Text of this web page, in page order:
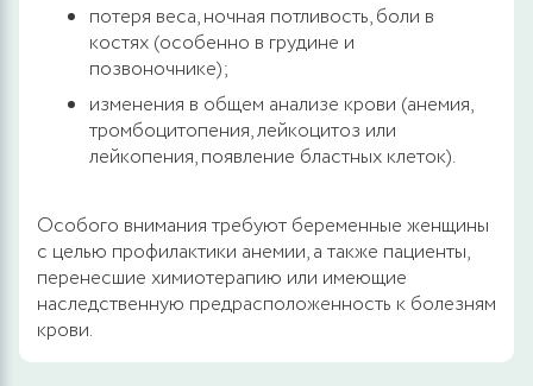
потеря веса, ночная потливость, боли в
костях (особенно в грудине и
позвоночнике);
изменения в общем анализе крови (анемия,
тромбоцитопения, лейкоцитоз или
лейкопения, появление бластных клеток).
Особого внимания требуют беременные женщины
с целью профилактики анемии, а также пациенты,
перенесшие химиотерапию или имеющие
наследственную предрасположенность к болезням
крови.